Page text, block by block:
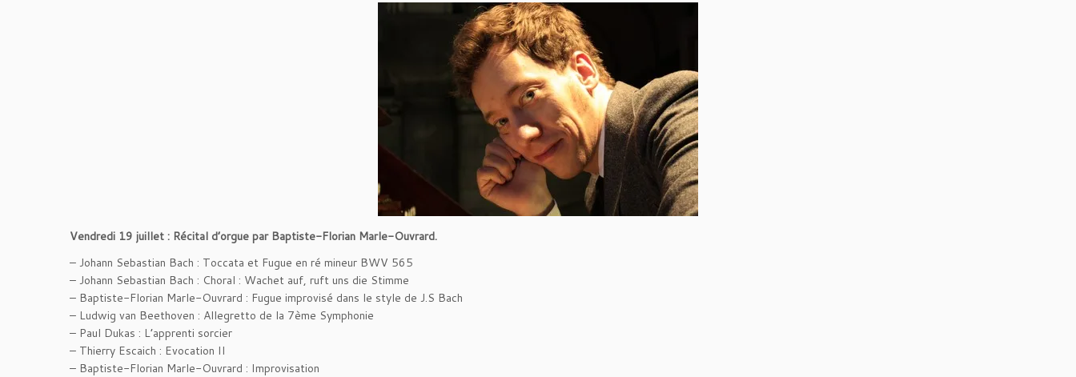
Vendredi 19 juillet : Récital d’orgue par Baptiste-Florian Marle-Ouvrard.
– Johann Sebastian Bach : Toccata et Fugue en ré mineur BWV 565
– Johann Sebastian Bach : Choral : Wachet auf, ruft uns die Stimme
– Baptiste-Florian Marle-Ouvrard : Fugue improvisé dans le style de J.S Bach
– Ludwig van Beethoven : Allegretto de la 7ème Symphonie
– Paul Dukas : L’apprenti sorcier
– Thierry Escaich : Evocation II
– Baptiste-Florian Marle-Ouvrard : Improvisation